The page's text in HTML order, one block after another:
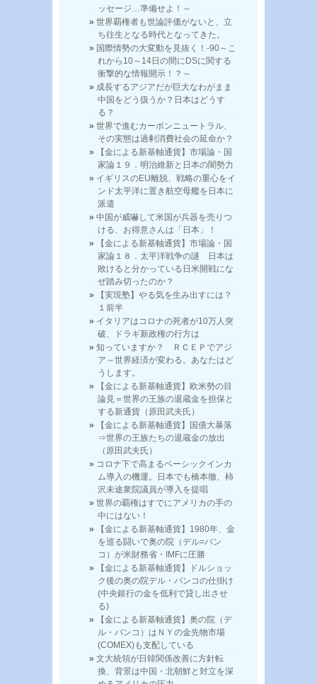
ッセージ…準備せよ！～
世界覇権者も世論評価がないと、立
ち往生となる時代となってきた。
国際情勢の大変動を見抜く！-90～こ
れから10～14日の間にDSに関する
衝撃的な情報開示！？～
成長するアジアだが巨大なわがまま
中国をどう扱うか？日本はどうす
る？
世界で進むカーボンニュートラル、
その実態は過剰消費社会の延命か？
【金による新基軸通貨】市場論・国
家論１９．明治維新と日本の闇勢力
イギリスのEU離脱、戦略の重心をイ
ンド太平洋に置き航空母艦を日本に
派遣
中国が威嚇して米国が兵器を売りつ
ける、お得意さんは「日本」！
【金による新基軸通貨】市場論・国
家論１８．太平洋戦争の謎 日本は
敗けると分かっている日米開戦にな
ぜ踏み切ったのか？
【実現塾】やる気を生み出すには？
１前半
イタリアはコロナの死者が10万人突
破、ドラギ新政権の行方は
知っていますか？ ＲＣＥＰでアジ
ア～世界経済が変わる。あなたはど
うします。
【金による新基軸通貨】欧米勢の目
論見＝世界の王族の退蔵金を担保と
する新通貨（原田武夫氏）
【金による新基軸通貨】国債大暴落
⇒世界の王族たちの退蔵金の放出
（原田武夫氏）
コロナ下で高まるベーシックインカ
ム導入の機運。日本でも橋本徹、柿
沢未途衆院議員が導入を提唱
世界の覇権はすでにアメリカの手の
中にはない！
【金による新基軸通貨】1980年、金
を巡る闘いで奥の院（デル=バン
コ）が米財務省・IMFに圧勝
【金による新基軸通貨】ドルショッ
ク後の奥の院デル・バンコの仕掛け
(中央銀行の金を低利で貸し出させ
る)
【金による新基軸通貨】奥の院（デ
ル・バンコ）はＮＹの金先物市場
(COMEX)も支配している
文大統領が日韓関係改善に方針転
換、背景は中国・北朝鮮と対立を深